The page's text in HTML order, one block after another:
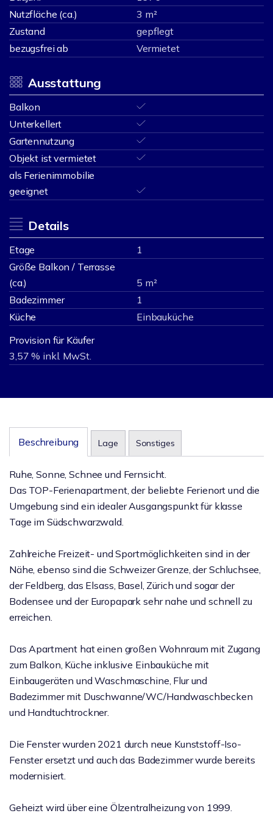
Nutzfläche (ca.)
3 m²
Zustand
gepflegt
bezugsfrei ab
Vermietet
Ausstattung
Balkon
Unterkellert
Gartennutzung
Objekt ist vermietet
als Ferienimmobilie
geeignet
Details
Etage
1
Größe Balkon / Terrasse
(ca.)
5 m²
Badezimmer
1
Küche
Einbauküche
Provision für Käufer
3,57 % inkl. MwSt.
Beschreibung Lage Sonstiges
Ruhe, Sonne, Schnee und Fernsicht.
Das TOP-Ferienapartment, der beliebte Ferienort und die
Umgebung sind ein idealer Ausgangspunkt für klasse
Tage im Südschwarzwald.
Zahlreiche Freizeit- und Sportmöglichkeiten sind in der
Nähe, ebenso sind die Schweizer Grenze, der Schluchsee,
der Feldberg, das Elsass, Basel, Zürich und sogar der
Bodensee und der Europapark sehr nahe und schnell zu
erreichen.
Das Apartment hat einen großen Wohnraum mit Zugang
zum Balkon, Küche inklusive Einbauküche mit
Einbaugeräten und Waschmaschine, Flur und
Badezimmer mit Duschwanne/WC/Handwaschbecken
und Handtuchtrockner.
Die Fenster wurden 2021 durch neue Kunststoff-Iso-
Fenster ersetzt und auch das Badezimmer wurde bereits
modernisiert.
Geheizt wird über eine Ölzentralheizung von 1999.